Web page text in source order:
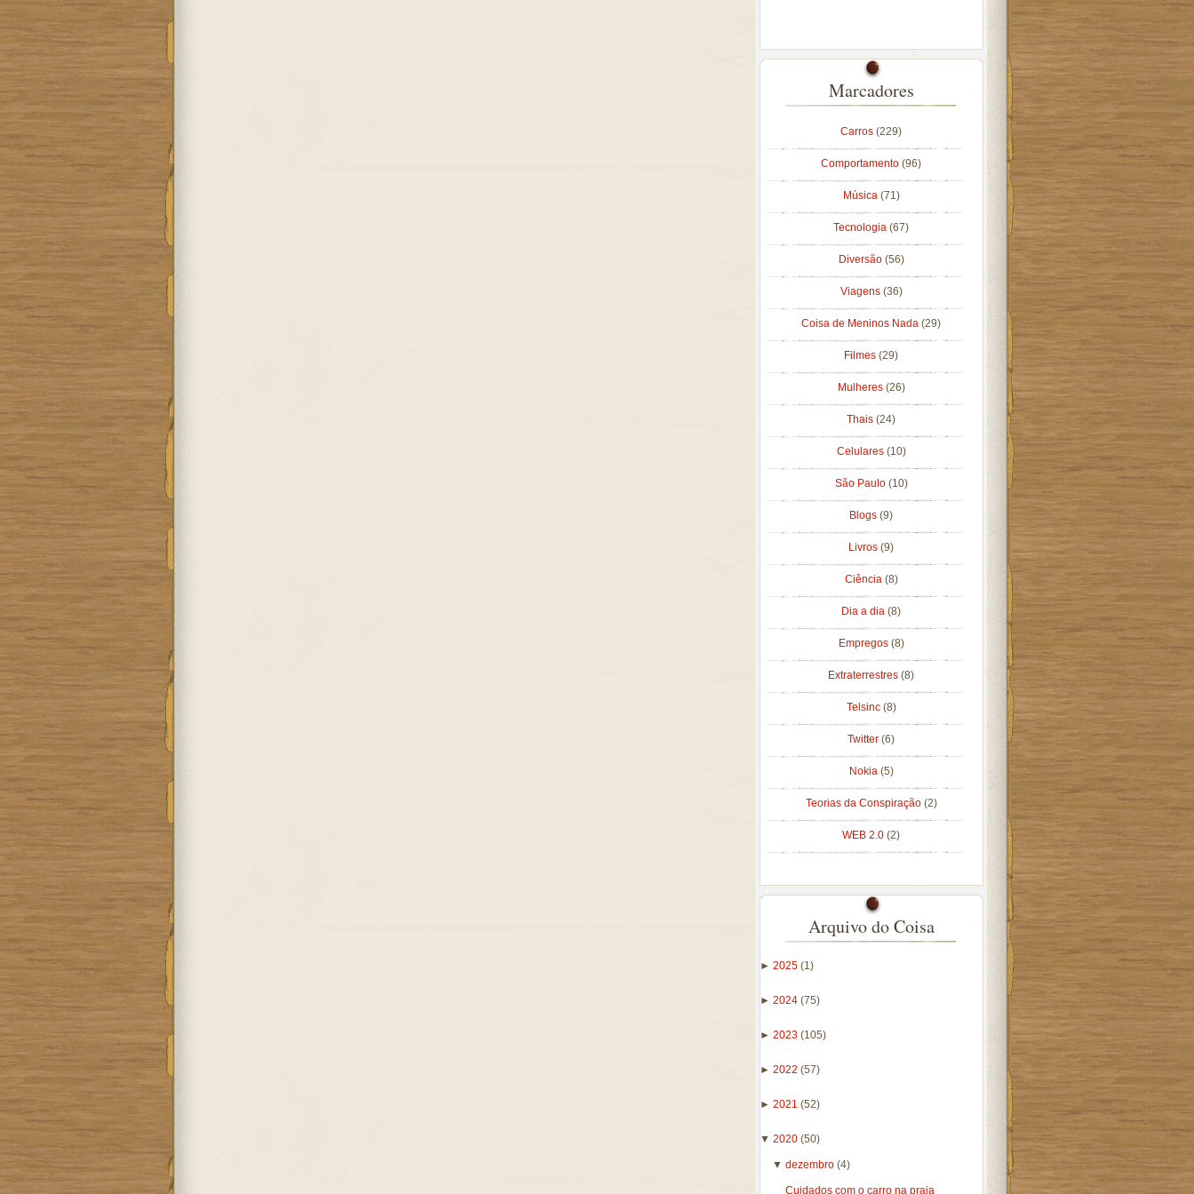
Marcadores
Carros (229)
Comportamento (96)
Música (71)
Tecnologia (67)
Diversão (56)
Viagens (36)
Coisa de Meninos Nada (29)
Filmes (29)
Mulheres (26)
Thais (24)
Celulares (10)
São Paulo (10)
Blogs (9)
Livros (9)
Ciência (8)
Dia a dia (8)
Empregos (8)
Extraterrestres (8)
Telsinc (8)
Twitter (6)
Nokia (5)
Teorias da Conspiração (2)
WEB 2.0 (2)
Arquivo do Coisa
► 2025 (1)
► 2024 (75)
► 2023 (105)
► 2022 (57)
► 2021 (52)
▼ 2020 (50)
▼ dezembro (4)
Cuidados com o carro na praia